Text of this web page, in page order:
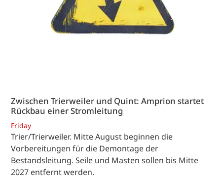
Zwischen Trierweiler und Quint: Amprion startet
Rückbau einer Stromleitung
Friday
Trier/Trierweiler. Mitte August beginnen die
Vorbereitungen für die Demontage der
Bestandsleitung. Seile und Masten sollen bis Mitte
2027 entfernt werden.